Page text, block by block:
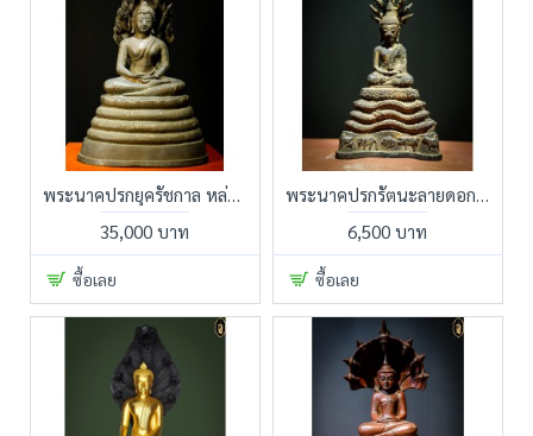
พระนาคปรกยุครัชกาล หล่อโลหะหนา ลักษณะอ้วนท้วนสมบูรณ์บ่งบอกถึงความสมบูรณ์ในยุคสมัยของผู้สร้าง ผิวหิ้งเดิมๆ ทุกครั้งที่มองจะรู้ว่าท่านเมตา ใจสงบ
35,000 บาท
ซื้อเลย
พระนาคปรกรัตนะลายดอกกุลเก่าแก่ ฐาน 12 ลัคนาราศี ของดีคนเกิดวันเสาร์
6,500 บาท
ซื้อเลย